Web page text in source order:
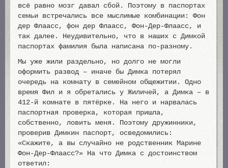
всё равно мозг давал сбой. Поэтому в паспортах
семьи встречались все мыслимые комбинации: Фон
дер Флаасс, фон дер Флаасс, Фон-Дер-Флаасс, и
так далее. Неудивительно, что в наших с Димкой
паспортах фамилия была написана по-разному.
Мы уже жили раздельно, но долго не могли
оформить развод – иначе бы Димка потерял
очередь на комнату в семейном общежитии. Одно
время Фил и я обретались у Жиличей, а Димка – в
412-й комнате в пятёрке. На него и нарвалась
паспортная проверка, которая пришла,
собственно, ловить меня. Поэтому дружинники,
проверив Димкин паспорт, осведомились:
«Скажите, а вы случайно не родственник Марине
Фон-Дер-Флаасс?» На что Димка с достоинством
ответил: